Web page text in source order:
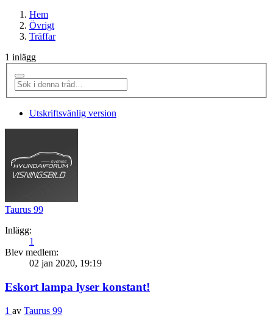
Hem
Övrigt
Träffar
1 inlägg
Utskriftsvänlig version
Taurus 99
Inlägg:
1
Blev medlem:
02 jan 2020, 19:19
Eskort lampa lyser konstant!
1 av Taurus 99